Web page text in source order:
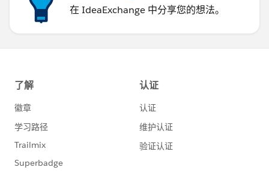
在 IdeaExchange 中分享您的想法。